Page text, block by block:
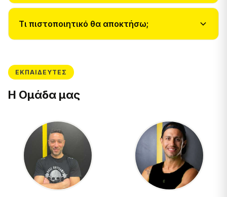
Τι πιστοποιητικό θα αποκτήσω;
ΕΚΠΑΙΔΕΥΤΈΣ
Η Ομάδα μας